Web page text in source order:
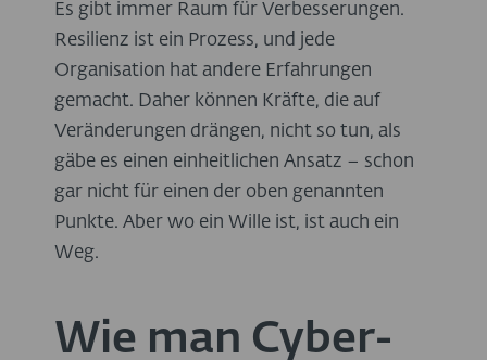
Es gibt immer Raum für Verbesserungen.
Resilienz ist ein Prozess, und jede
Organisation hat andere Erfahrungen
gemacht. Daher können Kräfte, die auf
Veränderungen drängen, nicht so tun, als
gäbe es einen einheitlichen Ansatz – schon
gar nicht für einen der oben genannten
Punkte. Aber wo ein Wille ist, ist auch ein
Weg.
Wie man Cyber-